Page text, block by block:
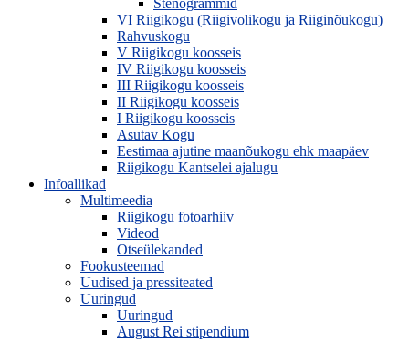
VI Riigikogu (Riigivolikogu ja Riiginõukogu)
Rahvuskogu
V Riigikogu koosseis
IV Riigikogu koosseis
III Riigikogu koosseis
II Riigikogu koosseis
I Riigikogu koosseis
Asutav Kogu
Eestimaa ajutine maanõukogu ehk maapäev
Riigikogu Kantselei ajalugu
Infoallikad
Multimeedia
Riigikogu fotoarhiiv
Videod
Otseülekanded
Fookusteemad
Uudised ja pressiteated
Uuringud
Uuringud
August Rei stipendium